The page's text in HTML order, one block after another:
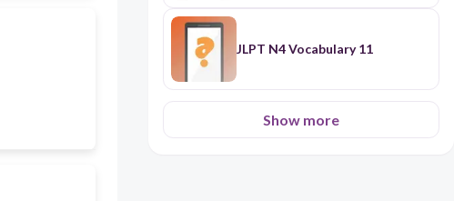
JLPT N4 Vocabulary 11
Show more